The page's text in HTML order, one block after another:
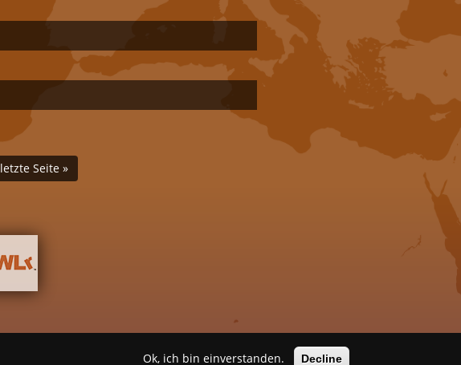
letzte Seite »
Samstag ist ein guter Tag Impressum
Datenschutzerklärung
Ok, ich bin einverstanden. Decline